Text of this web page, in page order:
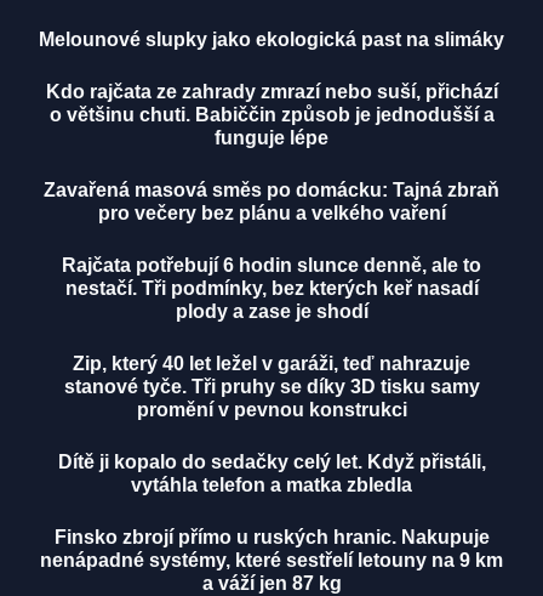
Melounové slupky jako ekologická past na slimáky
Kdo rajčata ze zahrady zmrazí nebo suší, přichází
o většinu chuti. Babiččin způsob je jednodušší a
funguje lépe
Zavařená masová směs po domácku: Tajná zbraň
pro večery bez plánu a velkého vaření
Rajčata potřebují 6 hodin slunce denně, ale to
nestačí. Tři podmínky, bez kterých keř nasadí
plody a zase je shodí
Zip, který 40 let ležel v garáži, teď nahrazuje
stanové tyče. Tři pruhy se díky 3D tisku samy
promění v pevnou konstrukci
Dítě ji kopalo do sedačky celý let. Když přistáli,
vytáhla telefon a matka zbledla
Finsko zbrojí přímo u ruských hranic. Nakupuje
nenápadné systémy, které sestřelí letouny na 9 km
a váží jen 87 kg